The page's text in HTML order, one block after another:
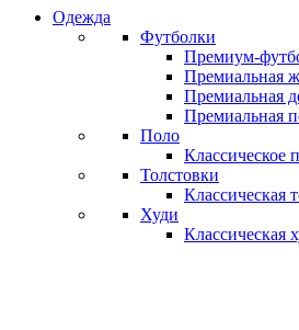
Одежда
Футболки
Премиум-
Премиальная
Премиальная
Премиальная
Поло
Классическое
Толстовки
Классическая
Худи
Классическая